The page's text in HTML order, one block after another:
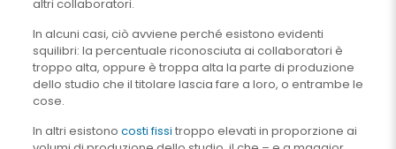
altri collaboratori.
In alcuni casi, ciò avviene perché esistono evidenti
squilibri: la percentuale riconosciuta ai collaboratori è
troppo alta, oppure è troppa alta la parte di produzione
dello studio che il titolare lascia fare a loro, o entrambe le
cose.
In altri esistono costi fissi troppo elevati in proporzione ai